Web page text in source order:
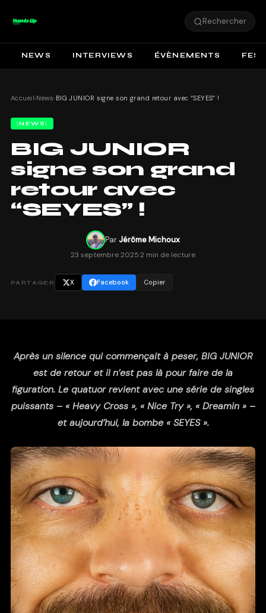
Rechercher
NEWS INTERVIEWS ÉVÈNEMENTS
Accueil›News› BIG JUNIOR signe son grand retour avec “SEYES” !
NEWS
BIG JUNIOR
signe son grand
retour avec
“SEYES” !
ParJérôme Michoux
23 septembre 20252 min de lecture
PARTAGER X Facebook Copier
Après un silence qui commençait à peser, BIG JUNIOR
est de retour et il n’est pas là pour faire de la
figuration. Le quatuor revient avec une série de singles
puissants – « Heavy Cross », « Nice Try », « Dreamin » –
et aujourd’hui, la bombe « SEYES ».